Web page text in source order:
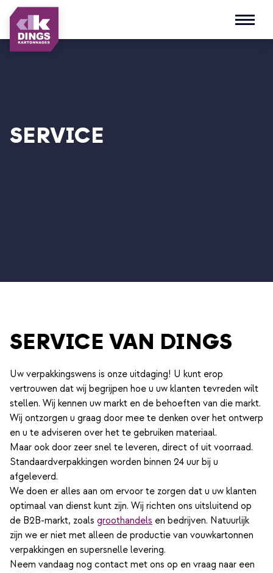
Open
SERVICE
SERVICE VAN DINGS
Uw verpakkingswens is onze uitdaging! U kunt erop
vertrouwen dat wij begrijpen hoe u uw klanten tevreden wilt
stellen. Wij kennen uw markt en de behoeften van die markt.
Wij ontzorgen u graag door mee te denken over het ontwerp
en u te adviseren over het te gebruiken materiaal.
Maar ook door zeer snel te leveren, direct of uit voorraad.
Standaardverpakkingen worden binnen 24 uur bij u
afgeleverd.
We doen er alles aan om ervoor te zorgen dat u uw klanten
optimaal van dienst kunt zijn. Wij richten ons uitsluitend op
de B2B-markt, zoals groothandels en bedrijven. Natuurlijk
zijn we er niet met alleen de productie van vouwkartonnen
verpakkingen en supersnelle levering.
Neem vandaag nog contact met ons op en vraag naar een